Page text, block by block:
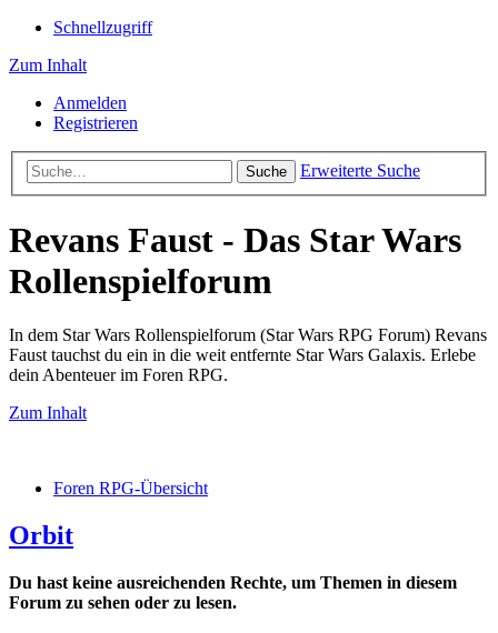
Schnellzugriff
Zum Inhalt
Anmelden
Registrieren
Suche Erweiterte Suche
Revans Faust - Das Star Wars
Rollenspielforum
In dem Star Wars Rollenspielforum (Star Wars RPG Forum) Revans
Faust tauchst du ein in die weit entfernte Star Wars Galaxis. Erlebe
dein Abenteuer im Foren RPG.
Zum Inhalt
Foren RPG-Übersicht
Orbit
Du hast keine ausreichenden Rechte, um Themen in diesem
Forum zu sehen oder zu lesen.